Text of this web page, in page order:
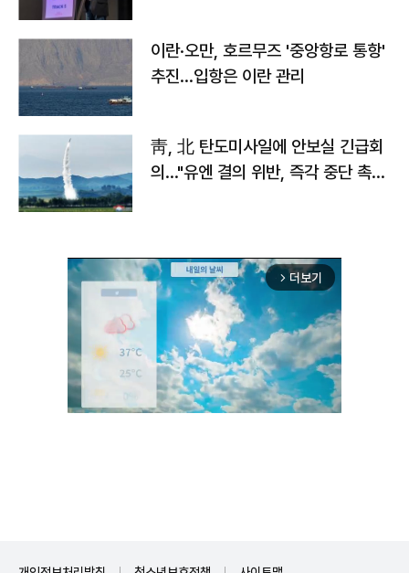
이란·오만, 호르무즈 '중앙항로 통항'
추진…입항은 이란 관리
靑, 北 탄도미사일에 안보실 긴급회
의…"유엔 결의 위반, 즉각 중단 촉
arrow_forward_ios 더보기